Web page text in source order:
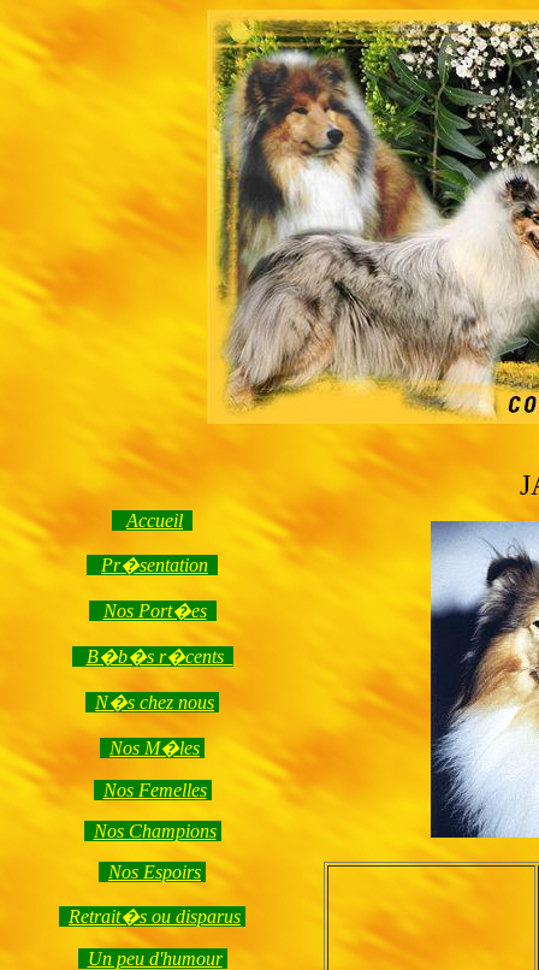
Accueil
Pr�sentation
Nos Port�es
B�b�s r�cents
N�s chez nous
Nos M�les
Nos Femelles
Nos Champions
Nos Espoirs
Retrait�s ou disparus
Un peu d'humour